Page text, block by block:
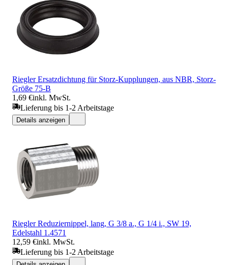
Riegler Ersatzdichtung für Storz-Kupplungen, aus NBR, Storz-
Größe 75-B
1,69 €inkl. MwSt.
Lieferung bis 1-2 Arbeitstage
Details anzeigen
Riegler Reduziernippel, lang, G 3/8 a., G 1/4 i., SW 19,
Edelstahl 1.4571
12,59 €inkl. MwSt.
Lieferung bis 1-2 Arbeitstage